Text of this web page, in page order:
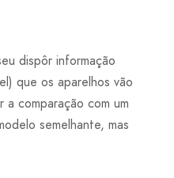
dispôr informação
que os aparelhos vão
comparação com um
semelhante, mas